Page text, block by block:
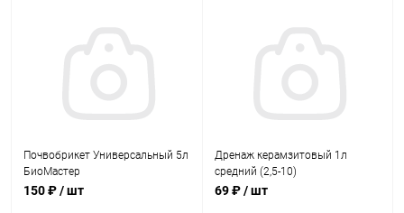
Почвобрикет Универсальный 5л
БиоМастер
150 ₽/ шт
Дренаж керамзитовый 1л
средний (2,5-10)
69 ₽/ шт